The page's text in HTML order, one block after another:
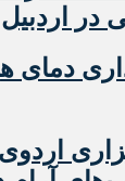
در اردبیل
دمای